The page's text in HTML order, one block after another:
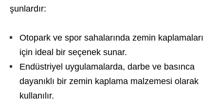
şunlardır:
Otopark ve spor sahalarında zemin kaplamaları
için ideal bir seçenek sunar.
Endüstriyel uygulamalarda, darbe ve basınca
dayanıklı bir zemin kaplama malzemesi olarak
kullanılır.